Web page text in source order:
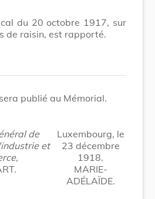
du 20 octobre 1917, sur
de raisin, est rapporté.
publié au Mémorial.
de
et
Luxembourg, le
23 décembre
1918.
MARIE-
ADÉLAÏDE.